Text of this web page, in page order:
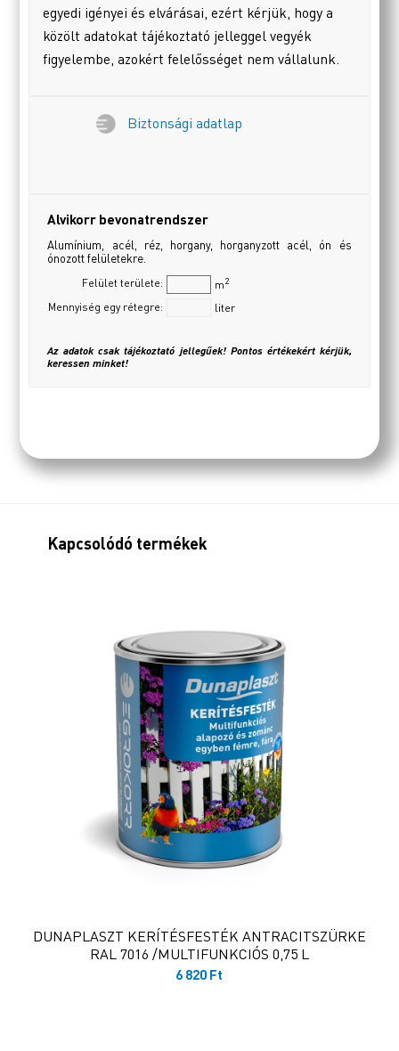
egyedi igényei és elvárásai, ezért kérjük, hogy a
közölt adatokat tájékoztató jelleggel vegyék
figyelembe, azokért felelősséget nem vállalunk.
Biztonsági adatlap
Alvikorr bevonatrendszer
Alumínium, acél, réz, horgany, horganyzott acél, ón és
ónozott felületekre.
Felület területe: m2
Mennyiség egy rétegre: liter
Az adatok csak tájékoztató jellegűek! Pontos értékekért kérjük,
keressen minket!
Kapcsolódó termékek
DUNAPLASZT KERÍTÉSFESTÉK ANTRACITSZÜRKE
RAL 7016 /MULTIFUNKCIÓS 0,75 L
6 820 Ft